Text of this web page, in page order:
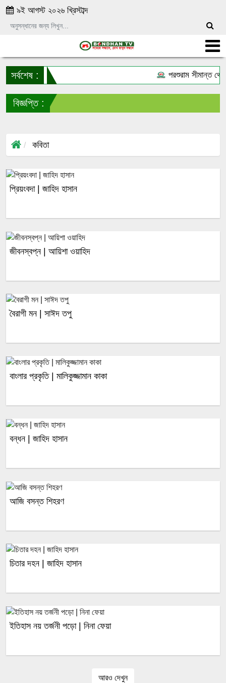
৯ই আগস্ট ২০২৬ খ্রিস্টাব্দ
সর্বশেষ : পরশুরাম সীমান্ত
বিজ্ঞপ্তি :
কবিতা
প্রিয়ংবদা | জাহিদ হাসান
জীবনস্বপ্ন | আয়িশা ওয়াহিদ
বৈরাগী মন | সাঈদ তপু
বাংলার প্রকৃতি | মালিকুজ্জামান কাকা
বন্ধন | জাহিদ হাসান
আজি বসন্ত শিহরণ
চিতার দহন | জাহিদ হাসান
ইতিহাস নয় তর্জনী পড়ো | নিনা ফেয়া
আরও দেখুন